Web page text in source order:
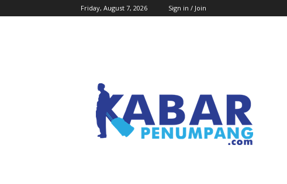
Friday, August 7, 2026 Sign in / Join